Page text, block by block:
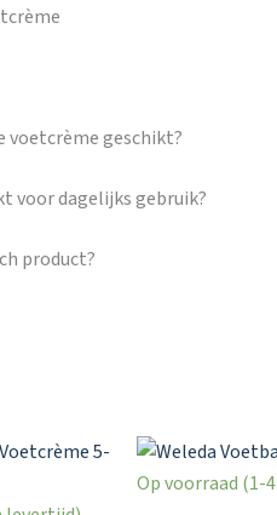
voetcrème geschikt?
voor dagelijks gebruik?
product?
Op voorraad (1-